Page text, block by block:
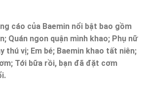
cáo của Baemin nổi bật bao gồm
Quán ngon quận mình khao; Phụ nữ
thú vị; Em bé; Baemin khao tất niên;
Tới bữa rồi, bạn đã đặt cơm